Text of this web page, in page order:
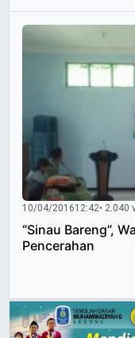
10/04/201612:42• 2.040
“Sinau Bareng”,
Pencerahan